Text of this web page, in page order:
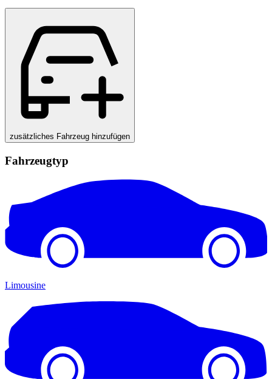
zusätzliches Fahrzeug hinzufügen
Fahrzeugtyp
Limousine